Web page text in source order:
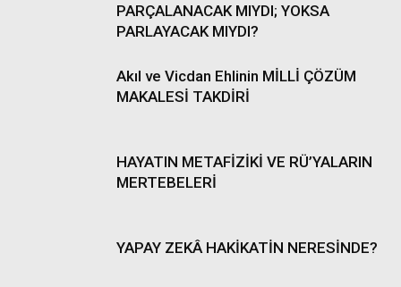
PARÇALANACAK MIYDI; YOKSA
PARLAYACAK MIYDI?
Akıl ve Vicdan Ehlinin MİLLİ ÇÖZÜM
MAKALESİ TAKDİRİ
HAYATIN METAFİZİKİ VE RÜ’YALARIN
MERTEBELERİ
YAPAY ZEKÂ HAKİKATİN NERESİNDE?